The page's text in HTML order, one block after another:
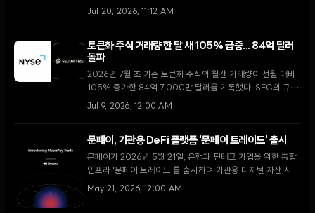
있다. 기관 투자자들은 이제 정적인 PDF 보고서 대신 실시간
Jul 20, 2026, 11:12 AM
토큰화 주식 거래량 한 달 새 105% 급증... 84억 달러
돌파
2026년 7월 초 기준 토큰화 주식의 월간 거래량이 전월 대비
105% 증가한 84억 7,000만 달러를 기록했다. SEC의 규제
명확화와 주요 거래소의 인프라 구축이 맞물리며 실물자산
Jul 9, 2026, 12:00 AM
문페이, 기관용 DeFi 플랫폼 '문페이 트레이드' 출시
문페이가 2026년 5월 21일, 은행과 핀테크 기업을 위한 통합
인프라 '문페이 트레이드'를 출시하며 기관용 디지털 자산 시장
으로의 전략적 전환을 선언했다.
May 21, 2026, 12:00 AM